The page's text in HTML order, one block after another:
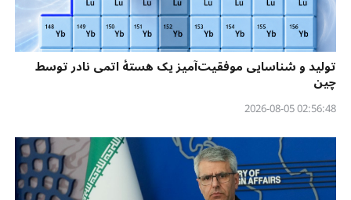
تولید و شناسایی موفقیت‌آمیز یک هستهٔ اتمی نادر توسط
چین
02:56:48 2026-08-05